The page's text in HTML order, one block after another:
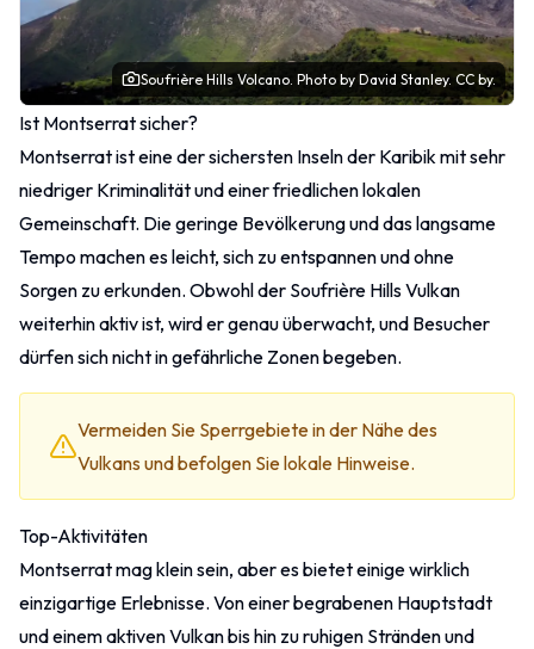
Soufrière Hills Volcano. Photo by David Stanley. CC by.
Ist Montserrat sicher?
Montserrat ist eine der sichersten Inseln der Karibik mit sehr
niedriger Kriminalität und einer friedlichen lokalen
Gemeinschaft. Die geringe Bevölkerung und das langsame
Tempo machen es leicht, sich zu entspannen und ohne
Sorgen zu erkunden. Obwohl der Soufrière Hills Vulkan
weiterhin aktiv ist, wird er genau überwacht, und Besucher
dürfen sich nicht in gefährliche Zonen begeben.
Vermeiden Sie Sperrgebiete in der Nähe des
Vulkans und befolgen Sie lokale Hinweise.
Top-Aktivitäten
Montserrat mag klein sein, aber es bietet einige wirklich
einzigartige Erlebnisse. Von einer begrabenen Hauptstadt
und einem aktiven Vulkan bis hin zu ruhigen Stränden und